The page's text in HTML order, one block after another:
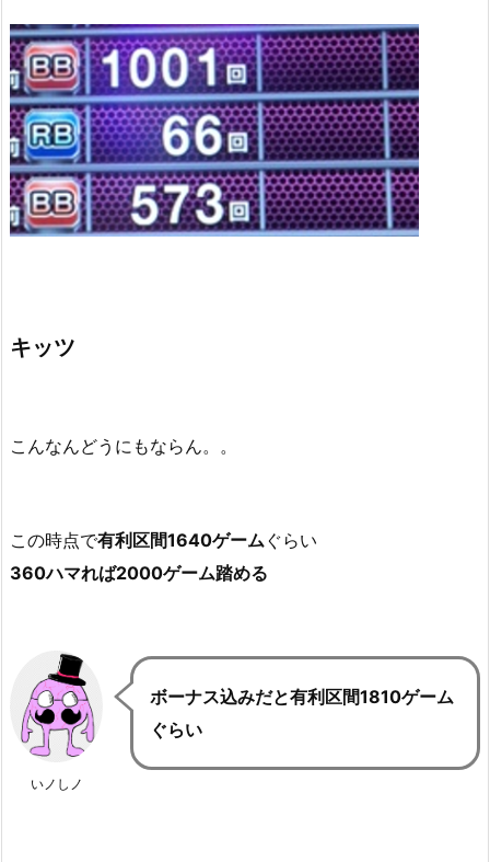
キッツ
こんなんどうにもならん。。
この時点で有利区間1640ゲーム ぐらい
360ハマれば2000ゲーム踏める
いノしノ
ボーナス込みだと有利区間1810ゲーム
ぐらい